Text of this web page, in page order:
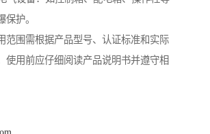
保护。
范围需根据产品型号、认证标准和实际
使用前应仔细阅读产品说明书并遵守相